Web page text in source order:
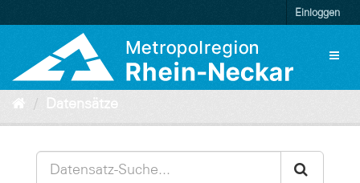
zum
Einloggen
Datensätze